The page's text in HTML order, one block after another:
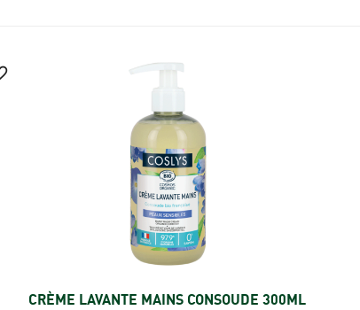
CRÈME LAVANTE MAINS CONSOUDE 300ML
Ajouter